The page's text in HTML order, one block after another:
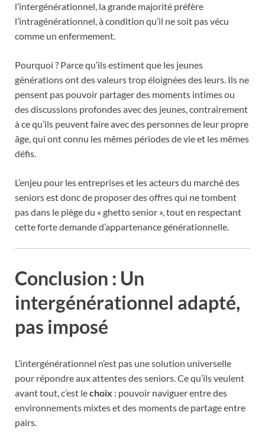
l’intergénérationnel, la grande majorité préfère
l’intragénérationnel, à condition qu’il ne soit pas vécu
comme un enfermement.
Pourquoi ? Parce qu’ils estiment que les jeunes
générations ont des valeurs trop éloignées des leurs. Ils ne
pensent pas pouvoir partager des moments intimes ou
des discussions profondes avec des jeunes, contrairement
à ce qu’ils peuvent faire avec des personnes de leur propre
âge, qui ont connu les mêmes périodes de vie et les mêmes
défis.
L’enjeu pour les entreprises et les acteurs du marché des
seniors est donc de proposer des offres qui ne tombent
pas dans le piège du « ghetto senior », tout en respectant
cette forte demande d’appartenance générationnelle.
Conclusion : Un
intergénérationnel adapté,
pas imposé
L’intergénérationnel n’est pas une solution universelle
pour répondre aux attentes des seniors. Ce qu’ils veulent
avant tout, c’est lechoix : pouvoir naviguer entre des
environnements mixtes et des moments de partage entre
pairs.